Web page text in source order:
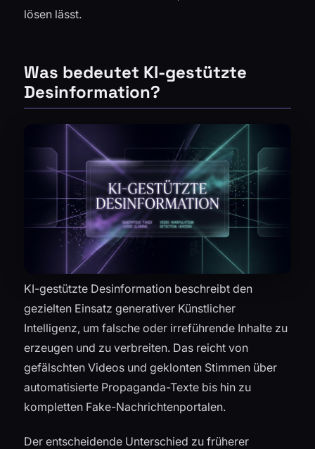
lösen lässt.
Was bedeutet KI-gestützte
Desinformation?
KI-gestützte Desinformation beschreibt den
gezielten Einsatz generativer Künstlicher
Intelligenz, um falsche oder irreführende Inhalte zu
erzeugen und zu verbreiten. Das reicht von
gefälschten Videos und geklonten Stimmen über
automatisierte Propaganda-Texte bis hin zu
kompletten Fake-Nachrichtenportalen.
Der entscheidende Unterschied zu früherer